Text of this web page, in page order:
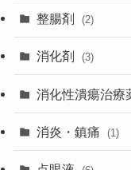
整腸剤 (2)
消化剤 (3)
消化性潰瘍治療
消炎・鎮痛 (1)